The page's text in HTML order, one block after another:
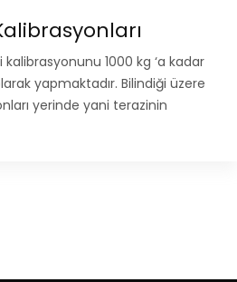
kalibrasyonunu 1000 kg ‘a kadar
yapmaktadır. Bilindiği üzere
yerinde yani terazinin